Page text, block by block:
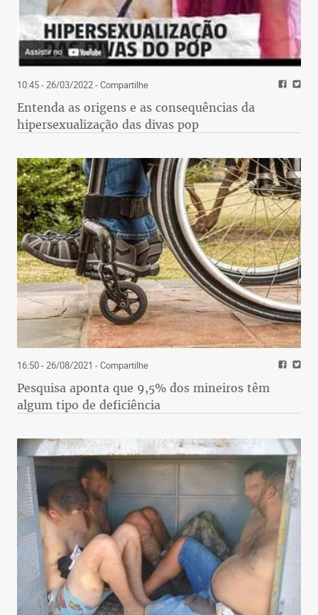
10:45 - 26/03/2022- Compartilhe
Entenda as origens e as consequências da
hipersexualização das divas pop
16:50 - 26/08/2021 - Compartilhe
Pesquisa aponta que 9,5% dos mineiros têm
algum tipo de deficiência